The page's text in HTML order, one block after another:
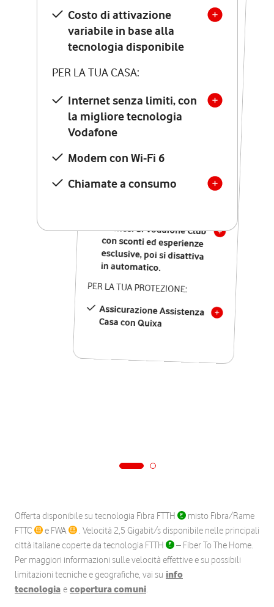
Costo di attivazione
variabile in base alla
tecnologia disponibile
PER LA TUA CASA:
Internet senza limiti, con
la migliore tecnologia
Vodafone
Modem con Wi-Fi 6
Chiamate a consumo
Costo di attivazione
variabile in base alla
tecnologia disponibile
PER LA TUA CASA:
Internet senza limiti, con
la migliore tecnologia
Vodafone
Modem Seven con Wi-Fi 7
Chiamate illimitate verso
numeri fissi e mobili
nazionali
12 mesi di Vodafone Club
con sconti ed esperienze
esclusive, poi si disattiva
in automatico.
PER LA TUA PROTEZIONE:
Assicurazione Assistenza
Casa con Quixa
Offerta disponibile su tecnologia Fibra FTTH
misto Fibra/Rame
FTTC
e FWA
. Velocità 2,5 Gigabit/s disponibile nelle principali
città italiane coperte da tecnologia FTTH
– Fiber To The Home.
Per maggiori informazioni sulle velocità effettive e su possibili
limitazioni tecniche e geografiche, vai su info
tecnologia e copertura comuni.